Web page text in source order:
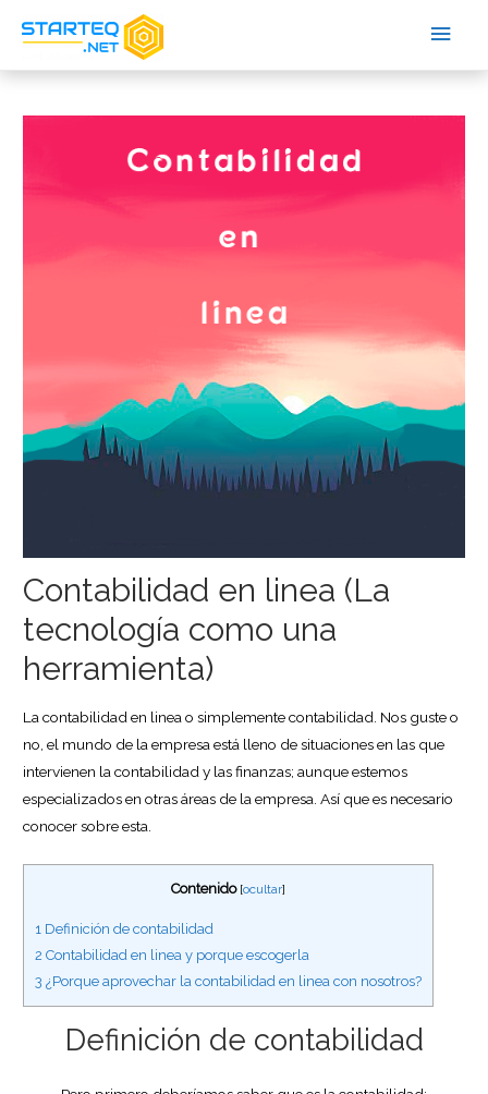
Contabilidad en linea (La
tecnología como una
herramienta)
La contabilidad en linea o simplemente contabilidad. Nos guste o
no, el mundo de la empresa está lleno de situaciones en las que
intervienen la contabilidad y las finanzas; aunque estemos
especializados en otras áreas de la empresa. Así que es necesario
conocer sobre esta.
Contenido [ocultar]
1 Definición de contabilidad
2 Contabilidad en linea y porque escogerla
3 ¿Porque aprovechar la contabilidad en linea con nosotros?
Definición de contabilidad